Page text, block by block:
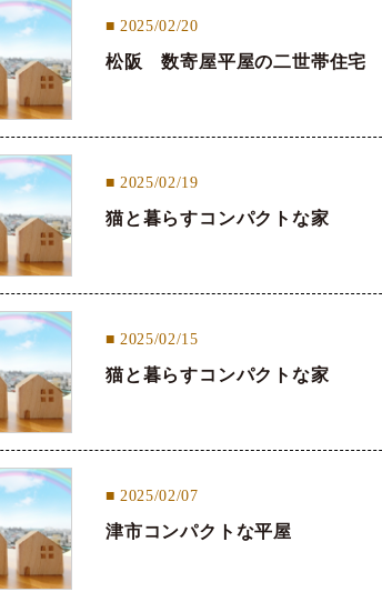
2025/02/20
松阪 数寄屋平屋の二世帯住宅
2025/02/19
猫と暮らすコンパクトな家
2025/02/15
猫と暮らすコンパクトな家
2025/02/07
津市コンパクトな平屋